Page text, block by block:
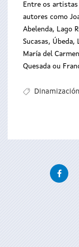
Entre os
autores como
Abelenda, Lago
Sucasas, Úbeda,
María del
Quesada ou